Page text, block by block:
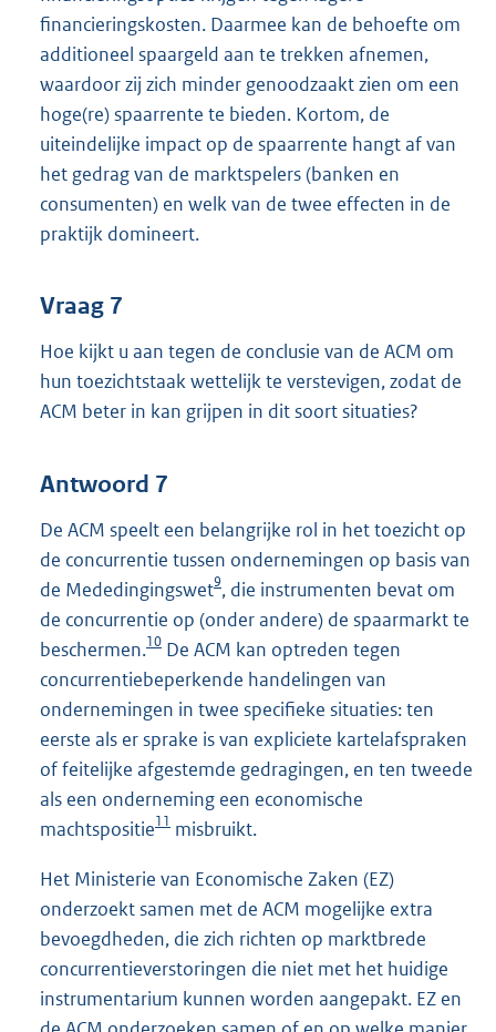
financieringskosten. Daarmee kan de behoefte om
additioneel spaargeld aan te trekken afnemen,
waardoor zij zich minder genoodzaakt zien om een
hoge(re) spaarrente te bieden. Kortom, de
uiteindelijke impact op de spaarrente hangt af van
het gedrag van de marktspelers (banken en
consumenten) en welk van de twee effecten in de
praktijk domineert.
Vraag 7
Hoe kijkt u aan tegen de conclusie van de ACM om
hun toezichtstaak wettelijk te verstevigen, zodat de
ACM beter in kan grijpen in dit soort situaties?
Antwoord 7
De ACM speelt een belangrijke rol in het toezicht op
de concurrentie tussen ondernemingen op basis van
de Mededingingswet9, die instrumenten bevat om
de concurrentie op (onder andere) de spaarmarkt te
beschermen.10 De ACM kan optreden tegen
concurrentiebeperkende handelingen van
ondernemingen in twee specifieke situaties: ten
eerste als er sprake is van expliciete kartelafspraken
of feitelijke afgestemde gedragingen, en ten tweede
als een onderneming een economische
machtspositie11 misbruikt.
Het Ministerie van Economische Zaken (EZ)
onderzoekt samen met de ACM mogelijke extra
bevoegdheden, die zich richten op marktbrede
concurrentieverstoringen die niet met het huidige
instrumentarium kunnen worden aangepakt. EZ en